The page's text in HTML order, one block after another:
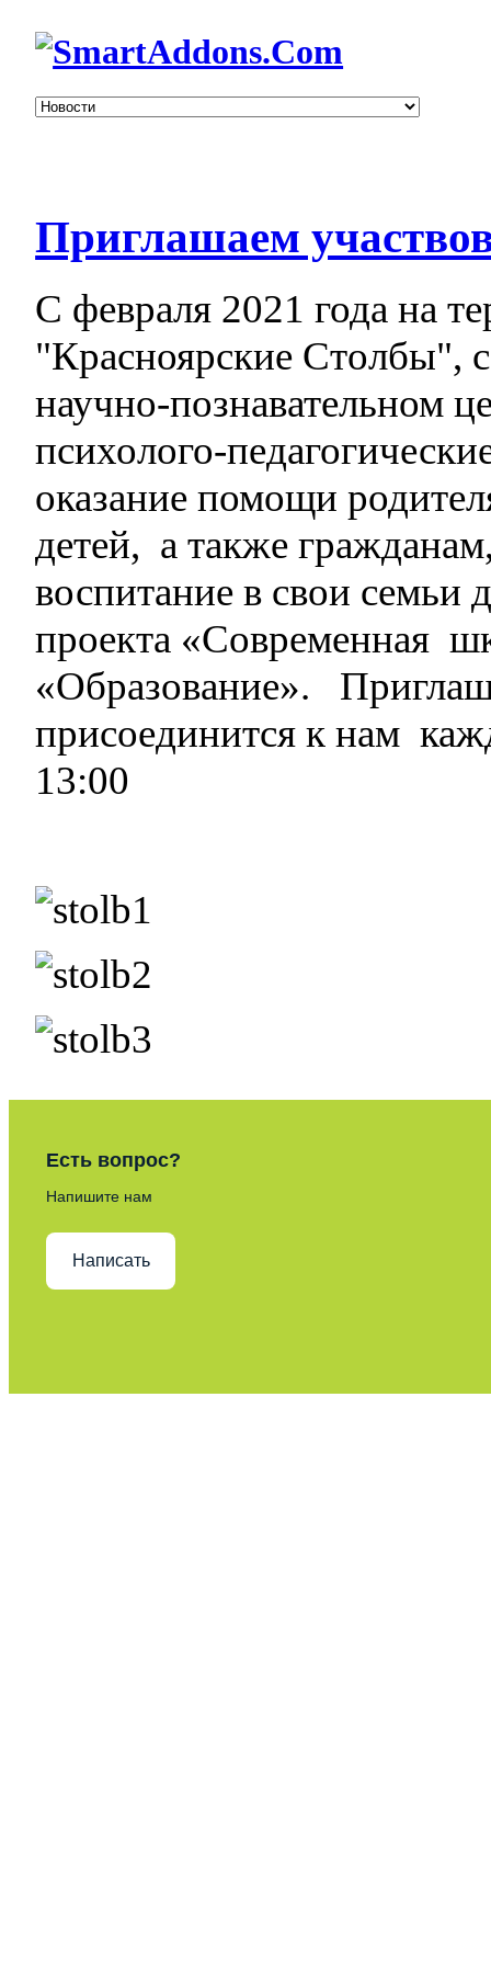
Приглашаем
С февраля 2021 года на
"Красноярские Столбы",
научно-познавательном
психолого-
оказание помощи
детей, а также
воспитание в свои семьи
проекта «Современная
«Образование».
присоединится к нам
13:00
Есть вопрос?
Напишите нам
Написать